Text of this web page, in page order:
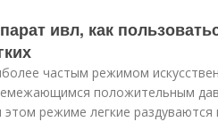
ивл, как
частым режимом
положительным
этом режиме легкие